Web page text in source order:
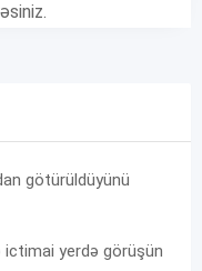
götürüldüyünü
ictimai yerdə görüşün